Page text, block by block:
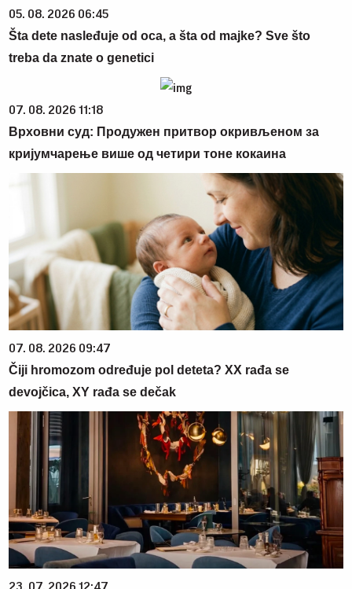
05. 08. 2026 06:45
Šta dete nasleđuje od oca, a šta od majke? Sve što
treba da znate o genetici
07. 08. 2026 11:18
Врховни суд: Продужен притвор окривљеном за
кријумчарење више од четири тоне кокаина
07. 08. 2026 09:47
Čiji hromozom određuje pol deteta? XX rađa se
devojčica, XY rađa se dečak